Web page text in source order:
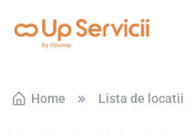
Skip to navigation
Skip to content
Home Lista de locatii